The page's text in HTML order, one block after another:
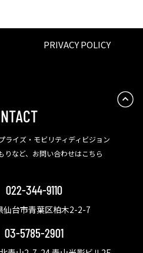
PRIVACY POLICY
ライズ・モビリティディビジョン
りなど、お問い合わせはこちら
022-344-9110
仙台市青葉区柏木2-2-7
03-5785-2901